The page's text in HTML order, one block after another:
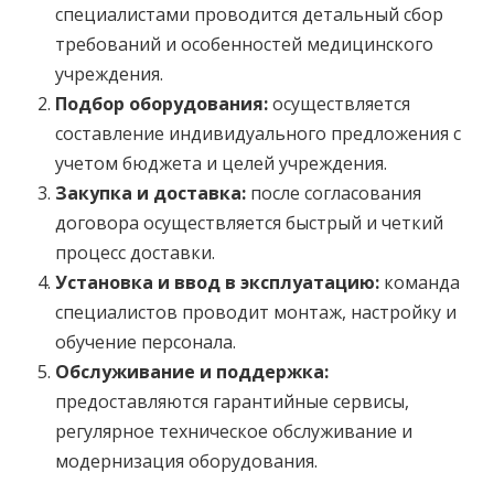
специалистами проводится детальный сбор
требований и особенностей медицинского
учреждения.
Подбор оборудования:осуществляется
составление индивидуального предложения с
учетом бюджета и целей учреждения.
Закупка и доставка: после согласования
договора осуществляется быстрый и четкий
процесс доставки.
Установка и ввод в эксплуатацию: команда
специалистов проводит монтаж, настройку и
обучение персонала.
Обслуживание и поддержка:
предоставляются гарантийные сервисы,
регулярное техническое обслуживание и
модернизация оборудования.